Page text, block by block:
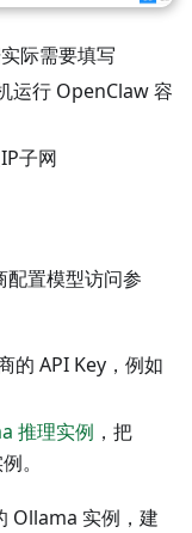
际需要填写
运行 OpenClaw 容
子网
置模型访问参
的 API Key，例如
推理实例 ，把
。
Ollama 实例，建